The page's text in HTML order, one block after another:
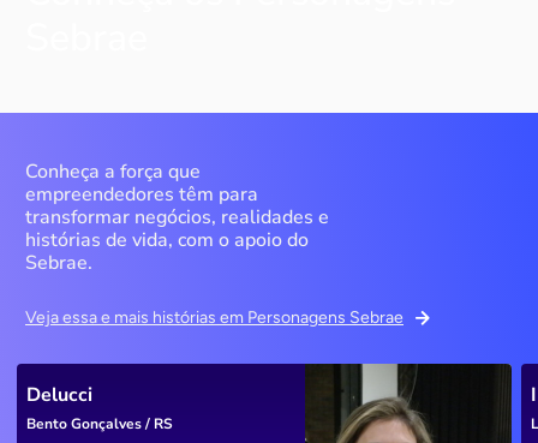
Conheça a força que
empreendedores têm para
transformar negócios, realidades e
histórias de vida, com o apoio do
Sebrae.
Veja essa e mais histórias em Personagens Sebrae
Delucci
Bento Gonçalves / RS